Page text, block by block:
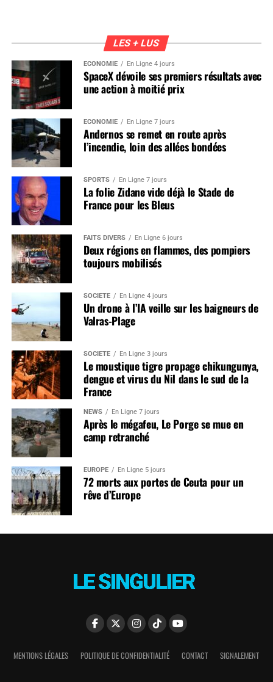
LES + LUS
ÉCONOMIE En Ligne 4 jours
SpaceX dévoile ses premiers résultats avec
une action à moitié prix
ÉCONOMIE En Ligne 7 jours
Andernos se remet en route après
l’incendie, loin des allées bondées
SPORTS En Ligne 7 jours
La folie Zidane vide déjà le Stade de
France pour les Bleus
FAITS DIVERS En Ligne 6 jours
Deux régions en flammes, des pompiers
toujours mobilisés
SOCIÉTÉ En Ligne 4 jours
Un drone à l’IA veille sur les baigneurs de
Valras-Plage
SOCIÉTÉ En Ligne 3 jours
Le moustique tigre propage chikungunya,
dengue et virus du Nil dans le sud de la
France
NEWS En Ligne 7 jours
Après le mégafeu, Le Porge se mue en
camp retranché
EUROPE En Ligne 5 jours
72 morts aux portes de Ceuta pour un
rêve d’Europe
MENTIONS LÉGALES POLITIQUE DE CONFIDENTIALITÉ CONTACT SIGNALEMENT